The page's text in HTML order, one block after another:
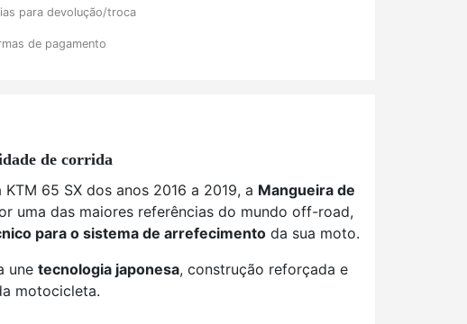
para devolução/troca
de pagamento
de corrida
KTM 65 SX dos anos 2016 a 2019, a Mangueira de
uma das maiores referências do mundo off-road,
para o sistema de arrefecimento da sua moto.
une tecnologia japonesa, construção reforçada e
motocicleta.